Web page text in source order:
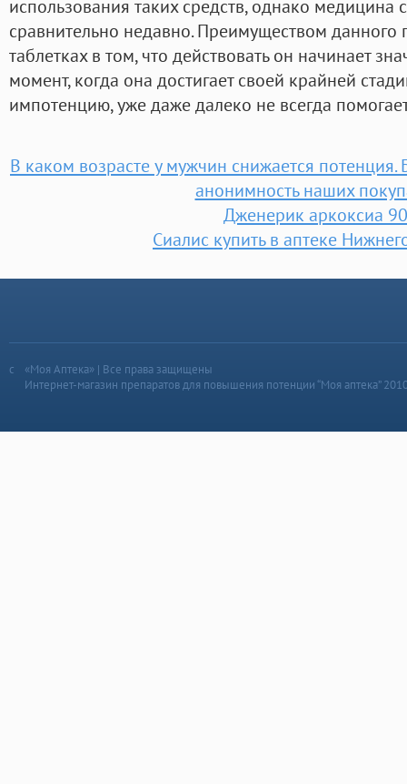
использования таких средств, однако медицина
сравнительно недавно. Преимуществом
таблетках в том, что действовать он начинает
момент, когда она достигает своей крайней
импотенцию, уже даже далеко не всегда
В каком возрасте у мужчин снижается потенция.
анонимность наших
Дженерик аркоксиа
Сиалис купить в аптеке
«Моя Аптека» | Все права защищены
Интернет-магазин препаратов для повышения потенции “Моя аптека”